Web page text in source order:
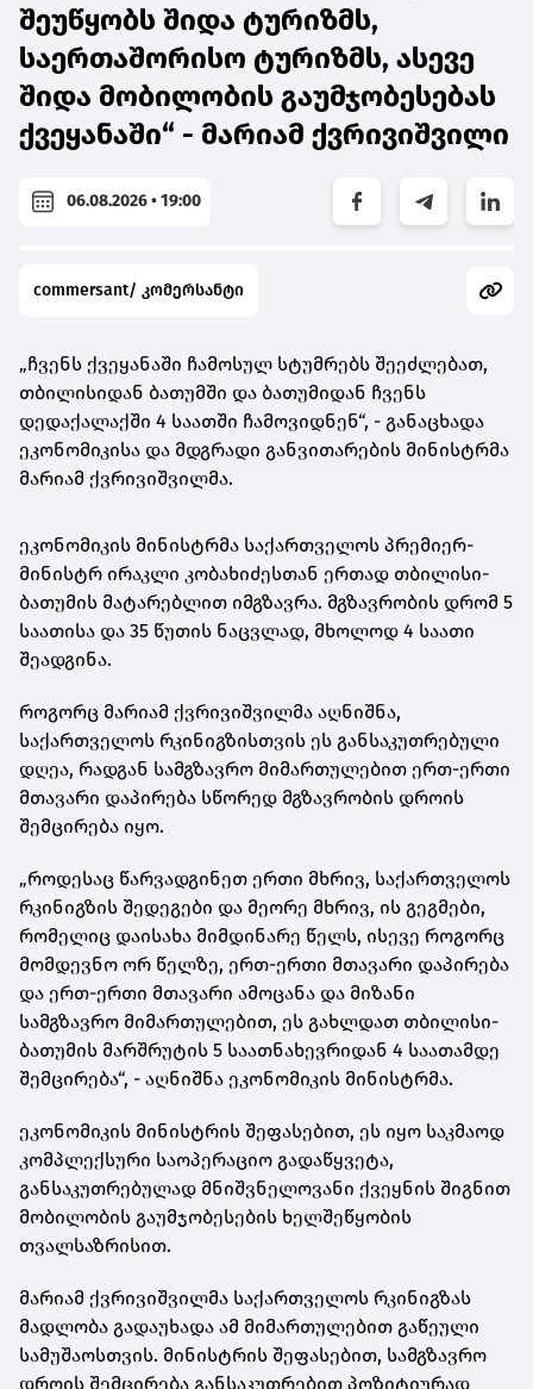
შეუწყობს შიდა ტურიზმს,
საერთაშორისო ტურიზმს, ასევე
შიდა მობილობის გაუმჯობესებას
ქვეყანაში“ - მარიამ ქვრივიშვილი
06.08.2026 • 19:00
commersant/ კომერსანტი
„ჩვენს ქვეყანაში ჩამოსულ სტუმრებს შეეძლებათ,
თბილისიდან ბათუმში და ბათუმიდან ჩვენს
დედაქალაქში 4 საათში ჩამოვიდნენ“, - განაცხადა
ეკონომიკისა და მდგრადი განვითარების მინისტრმა
მარიამ ქვრივიშვილმა.
ეკონომიკის მინისტრმა საქართველოს პრემიერ-
მინისტრ ირაკლი კობახიძესთან ერთად თბილისი-
ბათუმის მატარებლით იმგზავრა. მგზავრობის დრომ 5
საათისა და 35 წუთის ნაცვლად, მხოლოდ 4 საათი
შეადგინა.
როგორც მარიამ ქვრივიშვილმა აღნიშნა,
საქართველოს რკინიგზისთვის ეს განსაკუთრებული
დღეა, რადგან სამგზავრო მიმართულებით ერთ-ერთი
მთავარი დაპირება სწორედ მგზავრობის დროის
შემცირება იყო.
„როდესაც წარვადგინეთ ერთი მხრივ, საქართველოს
რკინიგზის შედეგები და მეორე მხრივ, ის გეგმები,
რომელიც დაისახა მიმდინარე წელს, ისევე როგორც
მომდევნო ორ წელზე, ერთ-ერთი მთავარი დაპირება
და ერთ-ერთი მთავარი ამოცანა და მიზანი
სამგზავრო მიმართულებით, ეს გახლდათ თბილისი-
ბათუმის მარშრუტის 5 საათნახევრიდან 4 საათამდე
შემცირება“, - აღნიშნა ეკონომიკის მინისტრმა.
ეკონომიკის მინისტრის შეფასებით, ეს იყო საკმაოდ
კომპლექსური საოპერაციო გადაწყვეტა,
განსაკუთრებულად მნიშვნელოვანი ქვეყნის შიგნით
მობილობის გაუმჯობესების ხელშეწყობის
თვალსაზრისით.
მარიამ ქვრივიშვილმა საქართველოს რკინიგზას
მადლობა გადაუხადა ამ მიმართულებით გაწეული
სამუშაოსთვის. მინისტრის შეფასებით, სამგზავრო
დროის შემცირება განსაკუთრებით პოზიტიურად